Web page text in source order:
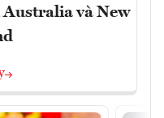
và New